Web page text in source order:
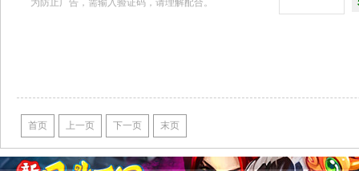
为防止广告，需输入验证码，请理解配合。
首页 上一页 下一页 末页